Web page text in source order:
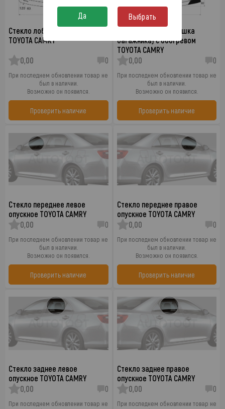
Стекло лобовое в клей.
TOYOTA CAMRY
0,00 0
При последнем обновлении товар не
был в наличии.
Возможно он появился.
Проверить наличие
Стекло заднее (крышка
багажника) с обогревом
TOYOTA CAMRY
0,00
0
При последнем обновлении товар не
был в наличии.
Возможно он появился.
Проверить наличие
Стекло переднее левое
опускное TOYOTA CAMRY
0,00
0
При последнем обновлении товар не
был в наличии.
Возможно он появился.
Проверить наличие
Стекло переднее правое
опускное TOYOTA CAMRY
0,00
0
При последнем обновлении товар не
был в наличии.
Возможно он появился.
Проверить наличие
Стекло заднее левое
опускное TOYOTA CAMRY
0,00
0
При последнем обновлении товар не
Стекло заднее правое
опускное TOYOTA CAMRY
0,00
0
При последнем обновлении товар не
Да Выбрать